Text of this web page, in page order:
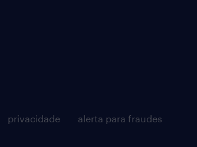
privacidade
alerta para fraudes